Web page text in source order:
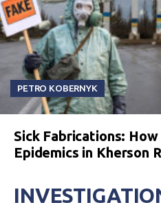
PETRO KOBERNYK
Sick Fabrications: How
Epidemics in Kherson